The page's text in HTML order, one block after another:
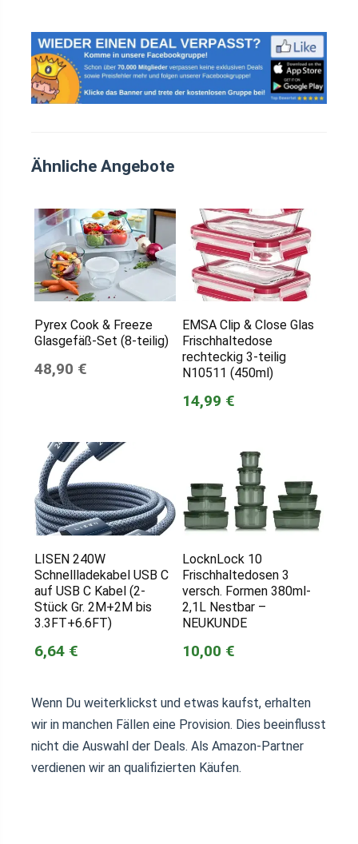
Ähnliche Angebote
Pyrex Cook & Freeze
Glasgefäß-Set (8-teilig)
48,90 €
EMSA Clip & Close Glas
Frischhaltedose
rechteckig 3-teilig
N10511 (450ml)
14,99 €
LISEN 240W
Schnellladekabel USB C
auf USB C Kabel (2-
Stück Gr. 2M+2M bis
3.3FT+6.6FT)
6,64 €
LocknLock 10
Frischhaltedosen 3
versch. Formen 380ml-
2,1L Nestbar –
NEUKUNDE
10,00 €
Wenn Du weiterklickst und etwas kaufst, erhalten
wir in manchen Fällen eine Provision. Dies beeinflusst
nicht die Auswahl der Deals. Als Amazon-Partner
verdienen wir an qualifizierten Käufen.